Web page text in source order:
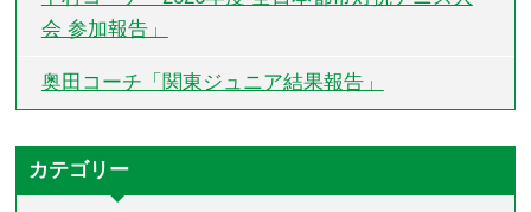
会 参加報告」
奥田コーチ「関東ジュニア結果報告」
カテゴリー